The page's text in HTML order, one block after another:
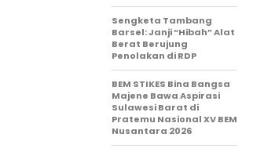
Sengketa Tambang
Barsel: Janji “Hibah” Alat
Berat Berujung
Penolakan di RDP
BEM STIKES Bina Bangsa
Majene Bawa Aspirasi
Sulawesi Barat di
Pratemu Nasional XV BEM
Nusantara 2026